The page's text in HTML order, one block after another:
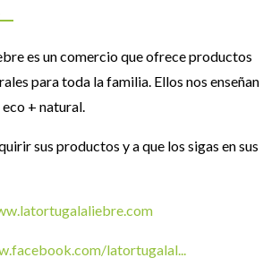
es un comercio que ofrece productos
para toda la familia. Ellos nos enseñan
+ natural.
sus productos y a que los sigas en sus
latortugalal...